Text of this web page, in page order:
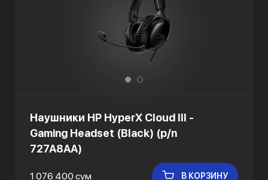
Наушники HP HyperX Cloud III -
Gaming Headset (Black) (p/n
727A8AA)
1 076 400 сум В КОРЗИНУ